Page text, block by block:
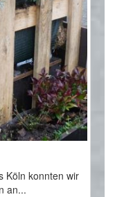
Köln konnten wir
an...